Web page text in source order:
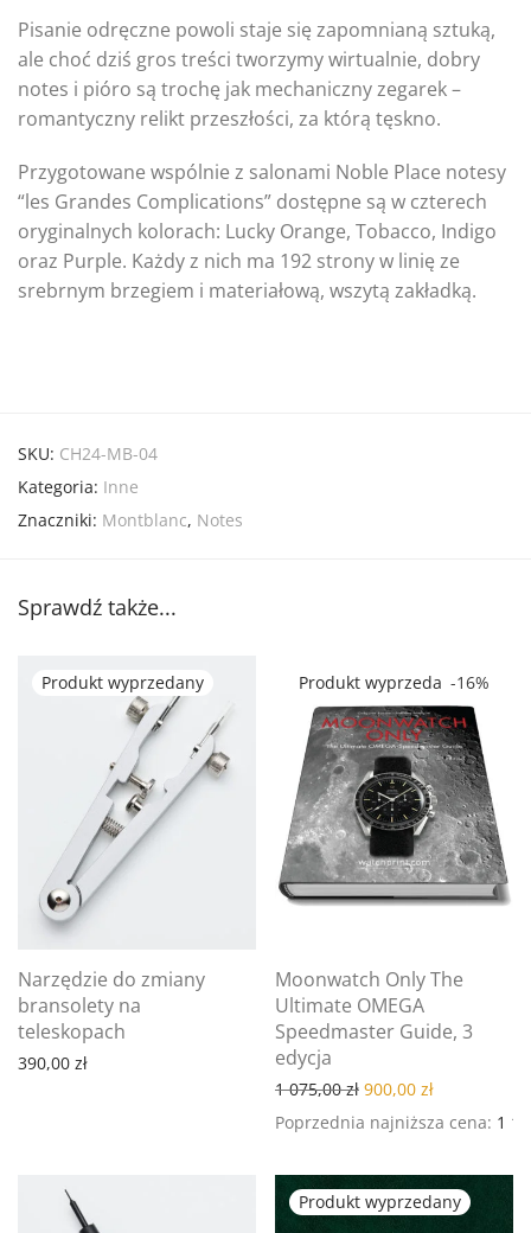
Pisanie odręczne powoli staje się zapomnianą sztuką,
ale choć dziś gros treści tworzymy wirtualnie, dobry
notes i pióro są trochę jak mechaniczny zegarek –
romantyczny relikt przeszłości, za którą tęskno.
Przygotowane wspólnie z salonami Noble Place notesy
“les Grandes Complications” dostępne są w czterech
oryginalnych kolorach: Lucky Orange, Tobacco, Indigo
oraz Purple. Każdy z nich ma 192 strony w linię ze
srebrnym brzegiem i materiałową, wszytą zakładką.
SKU: CH24-MB-04
Kategoria: Inne
Znaczniki: Montblanc, Notes
Sprawdź także...
Narzędzie do zmiany
bransolety na
teleskopach
390,00 zł
-16%
Moonwatch Only The
Ultimate OMEGA
Speedmaster Guide, 3
edycja
1 075,00zł Pierwotna cena
900,00 złAktualna
Poprzednia najniższa cena: 1